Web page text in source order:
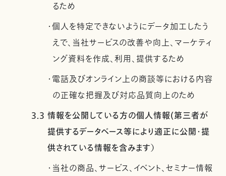
るため
・個人を特定できないようにデータ加工したう
えで、当社サービスの改善や向上、マーケティ
ング資料を作成、利用、提供するため
・電話及びオンライン上の商談等における内容
の正確な把握及び対応品質向上のため
3.3 情報を公開している方の個人情報(第三者が
提供するデータベース等により適正に公開・提
供されている情報を含みます）
・当社の商品、サービス、イベント、セミナー情報